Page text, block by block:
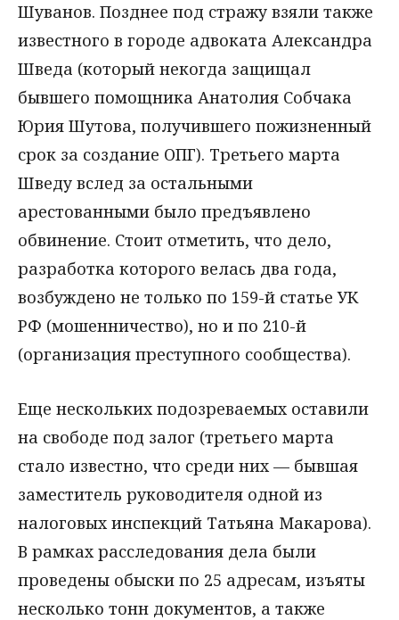
Шуванов. Позднее под стражу взяли также
известного в городе адвоката Александра
Шведа (который некогда защищал
бывшего помощника Анатолия Собчака
Юрия Шутова, получившего пожизненный
срок за создание ОПГ). Третьего марта
Шведу вслед за остальными
арестованными было предъявлено
обвинение. Стоит отметить, что дело,
разработка которого велась два года,
возбуждено не только по 159-й статье УК
РФ (мошенничество), но и по 210-й
(организация преступного сообщества).
Еще нескольких подозреваемых оставили
на свободе под залог (третьего марта
стало известно, что среди них — бывшая
заместитель руководителя одной из
налоговых инспекций Татьяна Макарова).
В рамках расследования дела были
проведены обыски по 25 адресам, изъяты
несколько тонн документов, а также